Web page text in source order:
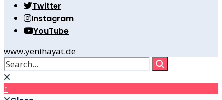
Twitter
Instagram
YouTube
www.yenihayat.de
↑